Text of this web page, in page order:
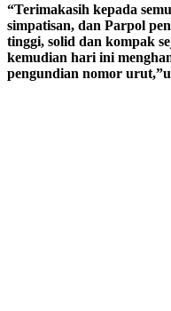
“Terimakasih kepada
simpatisan, dan Parpol
tinggi, solid dan kompak
kemudian hari ini
pengundian nomor